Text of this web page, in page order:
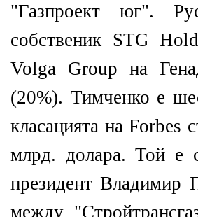
"Газпроект юг".
собственик STG
Volga Group на
(20%). Тимченко е
класацията на Forbes
млрд. долара. Той е
президент Владимир
между